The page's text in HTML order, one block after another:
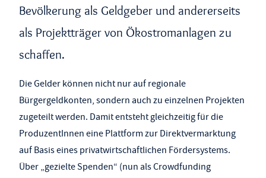
Bevölkerung als Geldgeber und andererseits
als Projektträger von Ökostromanlagen zu
schaffen.
Die Gelder können nicht nur auf regionale
Bürgergeldkonten, sondern auch zu einzelnen Projekten
zugeteilt werden. Damit entsteht gleichzeitig für die
ProduzentInnen eine Plattform zur Direktvermarktung
auf Basis eines privatwirtschaftlichen Fördersystems.
Über „gezielte Spenden“ (nun als Crowdfunding